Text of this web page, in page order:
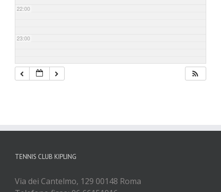
22:00
23:00
TENNIS CLUB KIPLING
Via dei Cantelmo, 129 00148 Roma